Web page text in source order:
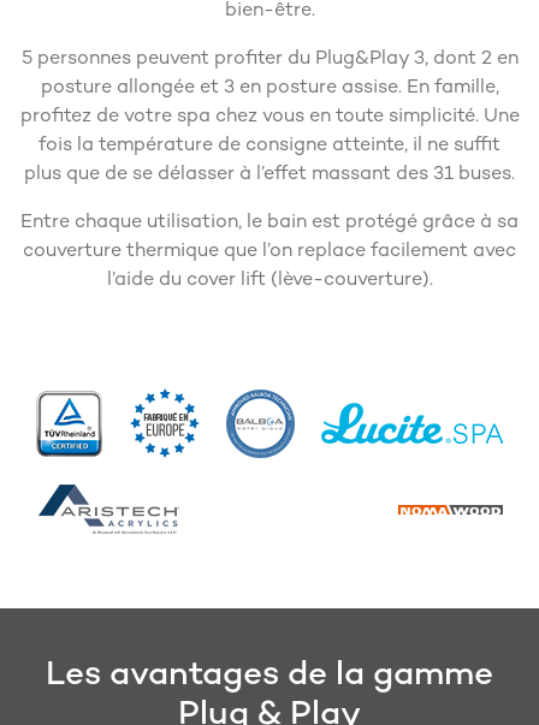
bien-être.
5 personnes peuvent profiter du Plug&Play 3, dont 2 en
posture allongée et 3 en posture assise. En famille,
profitez de votre spa chez vous en toute simplicité. Une
fois la température de consigne atteinte, il ne suffit
plus que de se délasser à l’effet massant des 31 buses.
Entre chaque utilisation, le bain est protégé grâce à sa
couverture thermique que l’on replace facilement avec
l’aide du cover lift (lève-couverture).
Les avantages de la gamme
Plug & Play